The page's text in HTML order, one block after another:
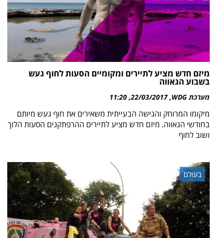
מיזם חדש מציע לתיירים ומקומיים הסעות לחוף געש
בשבוע הגאווה
מערכת WDG 22/03/2017
11:20
מיקומו המרוחק והגישה הבעייתית משאירים את חוף געש מיותם
בחודשי הגאווה. מיזם חדש מציע לתיירים ההרפתקנים הסעות הלוך
ושוב לחוף
בעולם